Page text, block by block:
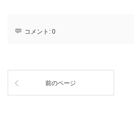
コメント: 0
前のページ